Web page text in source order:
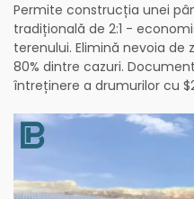
Permite construcția unei
tradițională de 2:1 -
terenului. Elimină nevoia de
80% dintre cazuri.
întreținere a drumurilor cu